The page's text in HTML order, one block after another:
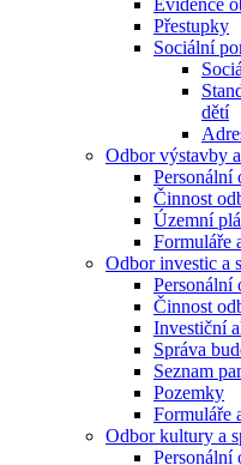
Evidence
Přestupky
Sociální
dětí
Odbor výstavby
Personální
Činnost
Územní
Formuláře
Odbor investic a
Personální
Činnost
Investiční
Správa
Seznam
Pozemky
Formuláře
Odbor kultury a
Personální